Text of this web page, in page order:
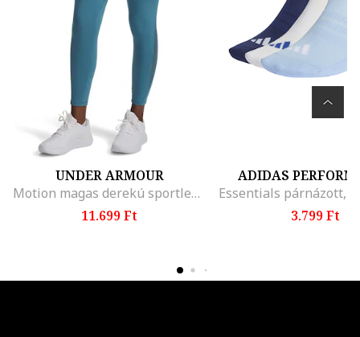
UNDER ARMOUR
Motion magas derekú sportleggings, Pasztellkék
11.699 Ft
ADIDAS
3.799 Ft